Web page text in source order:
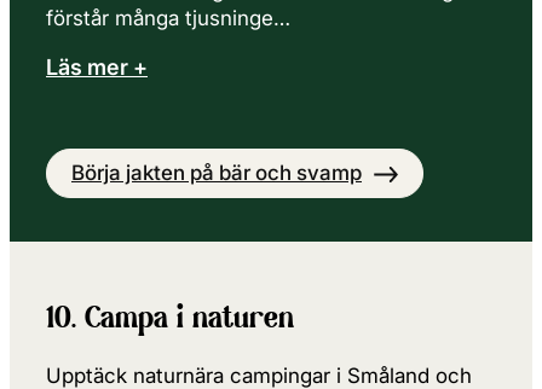
förstår många tjusninge…
Läs mer +
Börja jakten på bär och svamp
10. Campa i naturen
Upptäck naturnära campingar i Småland och